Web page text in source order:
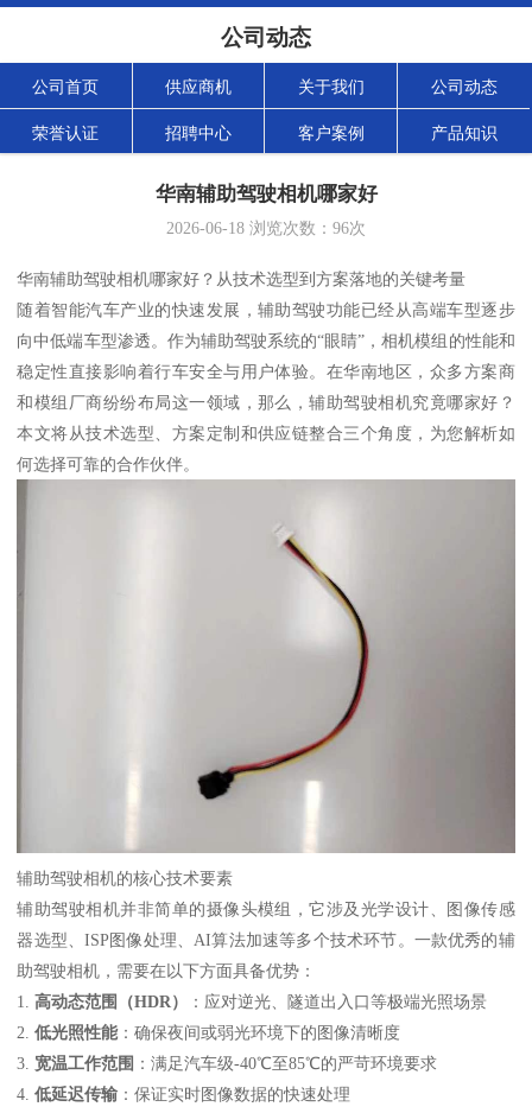
公司动态
公司首页 供应商机 关于我们 公司动态
荣誉认证 招聘中心 客户案例 产品知识
华南辅助驾驶相机哪家好
2026-06-18 浏览次数： 96次
华南辅助驾驶相机哪家好？从技术选型到方案落地的关键考量
随着智能汽车产业的快速发展，辅助驾驶功能已经从高端车型逐步
向中低端车型渗透。作为辅助驾驶系统的“眼睛”，相机模组的性能和
稳定性直接影响着行车安全与用户体验。在华南地区，众多方案商
和模组厂商纷纷布局这一领域，那么，辅助驾驶相机究竟哪家好？
本文将从技术选型、方案定制和供应链整合三个角度，为您解析如
何选择可靠的合作伙伴。
辅助驾驶相机的核心技术要素
辅助驾驶相机并非简单的摄像头模组，它涉及光学设计、图像传感
器选型、ISP图像处理、AI算法加速等多个技术环节。一款优秀的辅
助驾驶相机，需要在以下方面具备优势：
1.高动态范围（HDR）
：应对逆光、隧道出入口等极端光照场景
2.低光照性能：确保夜间或弱光环境下的图像清晰度
3. 宽温工作范围 ：满足汽车级-40℃至85℃的严苛环境要求
4.低延迟传输 ：保证实时图像数据的快速处理